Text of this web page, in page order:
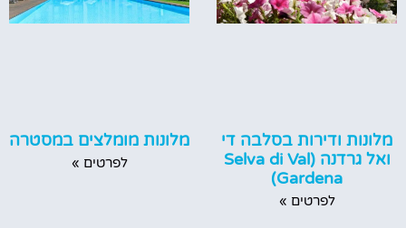
מלונות ודירות בסלבה די
ואל גרדנה (Selva di Val
Gardena)
לפרטים »
מלונות מומלצים במסטרה
לפרטים »